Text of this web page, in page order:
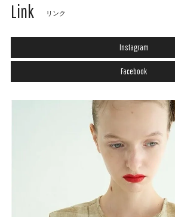
Link リンク
Instagram
Facebook